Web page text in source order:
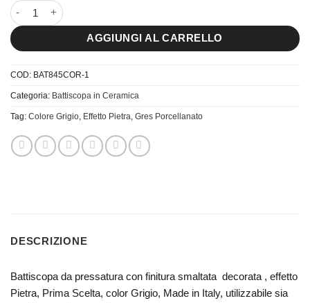
8×45 Battiscopa Corvara quantità
AGGIUNGI AL CARRELLO
COD: BAT845COR-1
Categoria: Battiscopa in Ceramica
Tag: Colore Grigio, Effetto Pietra, Gres Porcellanato
DESCRIZIONE
Battiscopa da pressatura con finitura smaltata decorata , effetto
Pietra, Prima Scelta, color Grigio, Made in Italy, utilizzabile sia